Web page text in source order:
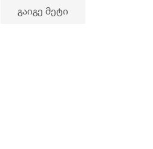
გაიგე მეტი